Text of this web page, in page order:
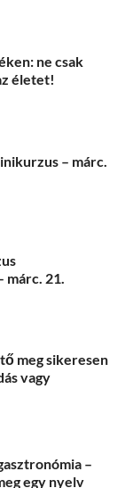
ne csak
életet!
– márc.
21.
meg sikeresen
vagy
–
egy nyelv